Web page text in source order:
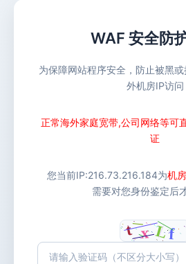
WAF 安全防
为保障网站程序安全，防止被黑
外机房IP访问
正常海外家庭宽带,公司网络等可
证
您当前IP:216.73.216.184为机
需要对您身份鉴定后